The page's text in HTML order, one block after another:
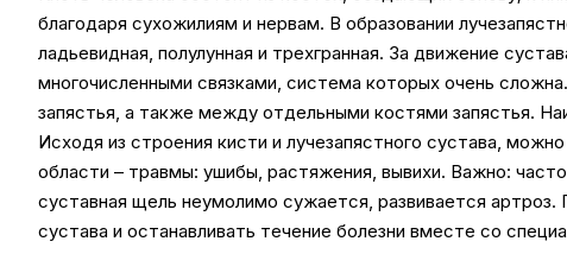
благодаря сухожилиям и нервам. В образовании
ладьевидная, полулунная и трехгранная. За движение
многочисленными связками, система которых очень
запястья, а также между отдельными костями запястья.
Исходя из строения кисти и лучезапястного сустава,
области – травмы: ушибы, растяжения, вывихи. Важно:
суставная щель неумолимо сужается, развивается
сустава и останавливать течение болезни вместе со